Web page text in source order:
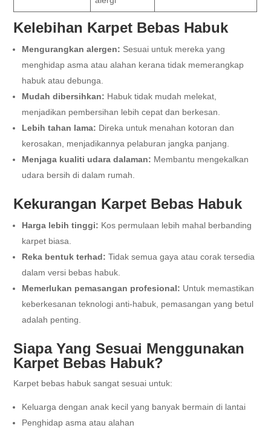
Kelebihan Karpet Bebas Habuk
Mengurangkan alergen: Sesuai untuk mereka yang
menghidap asma atau alahan kerana tidak memerangkap
habuk atau debunga.
Mudah dibersihkan: Habuk tidak mudah melekat,
menjadikan pembersihan lebih cepat dan berkesan.
Lebih tahan lama: Direka untuk menahan kotoran dan
kerosakan, menjadikannya pelaburan jangka panjang.
Menjaga kualiti udara dalaman: Membantu mengekalkan
udara bersih di dalam rumah.
Kekurangan Karpet Bebas Habuk
Harga lebih tinggi: Kos permulaan lebih mahal berbanding
karpet biasa.
Reka bentuk terhad: Tidak semua gaya atau corak tersedia
dalam versi bebas habuk.
Memerlukan pemasangan profesional: Untuk memastikan
keberkesanan teknologi anti-habuk, pemasangan yang betul
adalah penting.
Siapa Yang Sesuai Menggunakan
Karpet Bebas Habuk?
Karpet bebas habuk sangat sesuai untuk:
Keluarga dengan anak kecil yang banyak bermain di lantai
Penghidap asma atau alahan